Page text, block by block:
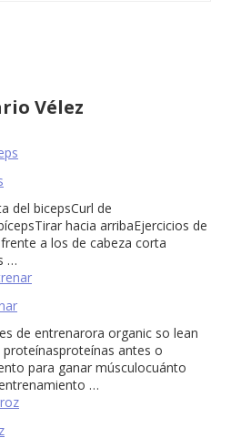
Vélez
del bicepsCurl de
hacia arribaEjercicios de
a los de cabeza corta
…
de entrenarora organic so lean
antes o
para ganar músculocuánto
…